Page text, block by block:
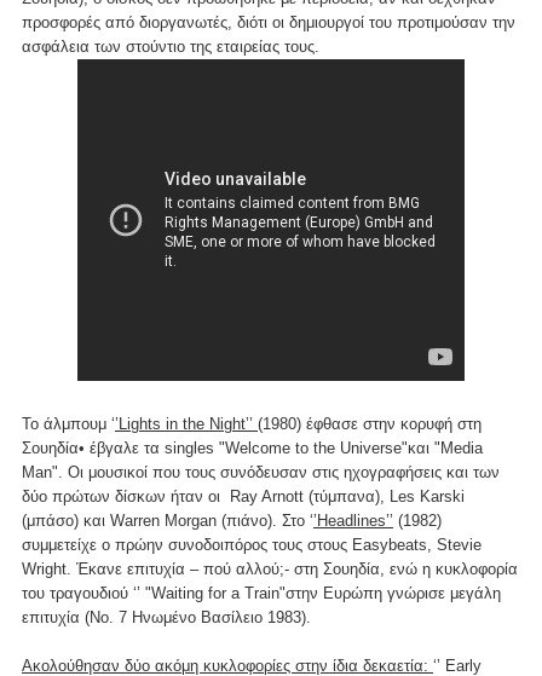
προσφορές από διοργανωτές, διότι οι δημιουργοί του προτιμούσαν την
ασφάλεια των στούντιο της εταιρείας τους.
Το άλμπουμ ‘’Lights in the Night’’ (1980) έφθασε στην κορυφή στη
Σουηδία• έβγαλε τα singles "Welcome to the Universe"και "Media
Man". Οι μουσικοί που τους συνόδευσαν στις ηχογραφήσεις και των
δύο πρώτων δίσκων ήταν οι Ray Arnott (τύμπανα), Les Karski
(μπάσο) και Warren Morgan (πιάνο). Στο ‘’Headlines’’ (1982)
συμμετείχε ο πρώην συνοδοιπόρος τους στους Easybeats, Stevie
Wright. Έκανε επιτυχία – πού αλλού;- στη Σουηδία, ενώ η κυκλοφορία
του τραγουδιού ‘’ "Waiting for a Train"στην Ευρώπη γνώρισε μεγάλη
επιτυχία (Νο. 7 Ηνωμένο Βασίλειο 1983).
Ακολούθησαν δύο ακόμη κυκλοφορίες στην ίδια δεκαετία: ‘’ Early